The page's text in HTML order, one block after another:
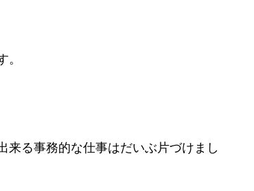
。
来る事務的な仕事はだいぶ片づけまし